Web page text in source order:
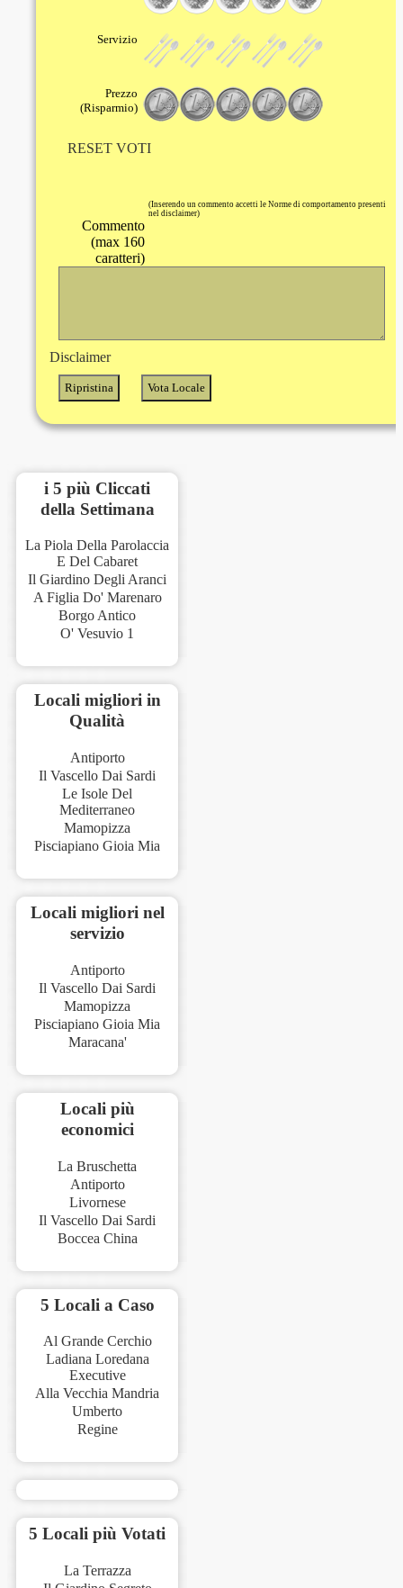
Servizio
Prezzo
(Risparmio)
RESET VOTI
(Inserendo un commento accetti le Norme di comportamento presenti
nel disclaimer)
Commento
(max 160
caratteri)
Disclaimer
i 5 più Cliccati
della Settimana
La Piola Della Parolaccia
E Del Cabaret
Il Giardino Degli Aranci
A Figlia Do' Marenaro
Borgo Antico
O' Vesuvio 1
Locali migliori in
Qualità
Antiporto
Il Vascello Dai Sardi
Le Isole Del
Mediterraneo
Mamopizza
Pisciapiano Gioia Mia
Locali migliori nel
servizio
Antiporto
Il Vascello Dai Sardi
Mamopizza
Pisciapiano Gioia Mia
Maracana'
Locali più
economici
La Bruschetta
Antiporto
Livornese
Il Vascello Dai Sardi
Boccea China
5 Locali a Caso
Al Grande Cerchio
Ladiana Loredana
Executive
Alla Vecchia Mandria
Umberto
Regine
5 Locali più Votati
La Terrazza